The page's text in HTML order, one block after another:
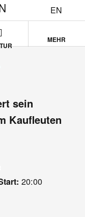
EN
MEHR
sein
Kaufleuten
20:00